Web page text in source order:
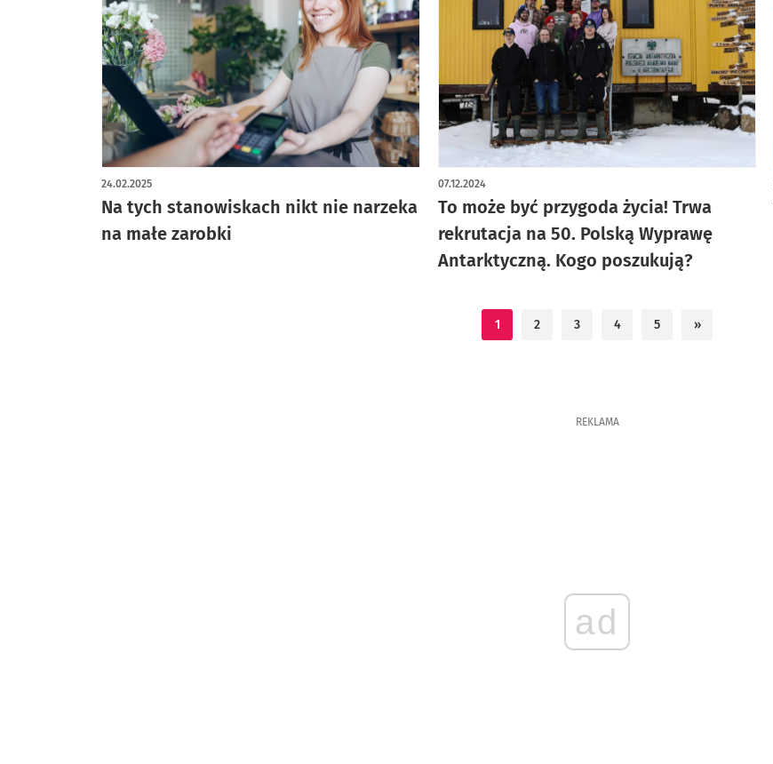
Na tych stanowiskach nikt nie narzeka
na małe zarobki
24.02.2025
To może być przygoda życia! Trwa
rekrutacja na 50. Polską Wyprawę
Antarktyczną. Kogo poszukują?
07.12.2024
artykuł z galerią zdjęć
1 2 3 4 5 »
REKLAMA
ad